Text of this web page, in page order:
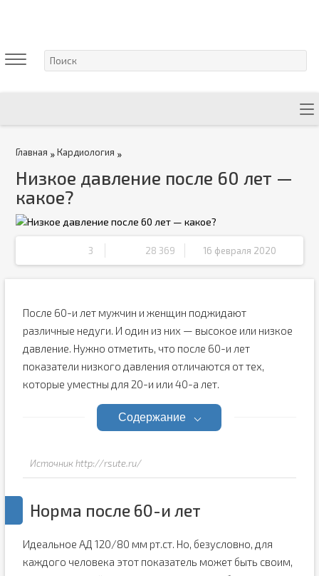
Главная »Кардиология »
Низкое давление после 60 лет —
какое?
3 28 369 16 февраля 2020
После 60-и лет мужчин и женщин поджидают
различные недуги. И один из них — высокое или низкое
давление. Нужно отметить, что после 60-и лет
показатели низкого давления отличаются от тех,
которые уместны для 20-и или 40-а лет.
Содержание
Источник http://rsute.ru/
Норма после 60-и лет
Идеальное АД 120/80 мм рт.ст. Но, безусловно, для
каждого человека этот показатель может быть своим,